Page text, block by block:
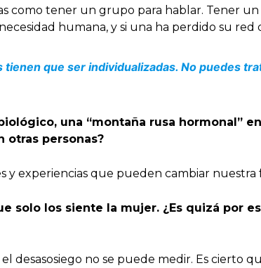
como tener un grupo para hablar. Tener
humana, y si una ha perdido su red
tienen que ser individualizadas. No puedes
una “montaña rusa hormonal”
otras personas?
y experiencias que pueden cambiar
solo los siente la mujer. ¿Es quizá por
desasosiego no se puede medir. Es cierto